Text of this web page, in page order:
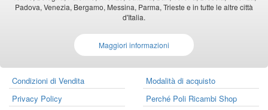
Padova, Venezia, Bergamo, Messina, Parma, Trieste e in tutte le altre città
d'Italia.
Maggiori informazioni
Condizioni di Vendita
Modalità di acquisto
Privacy Policy
Perché Poli Ricambi Shop